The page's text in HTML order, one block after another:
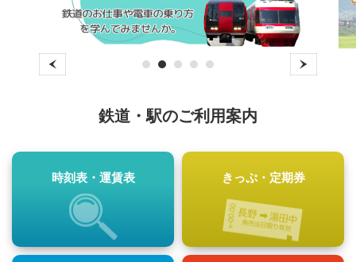
1 2 3 4 5
鉄道・駅のご利用案内
時刻表・運賃表 きっぷ・定期券